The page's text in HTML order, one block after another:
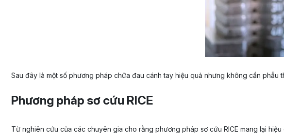
Sau đây là một số phương pháp chữa đau cánh tay hiệu quả nhưng không cần phẫu
Phương pháp sơ cứu RICE
Từ nghiên cứu của các chuyên gia cho rằng phương pháp sơ cứu RICE mang lại